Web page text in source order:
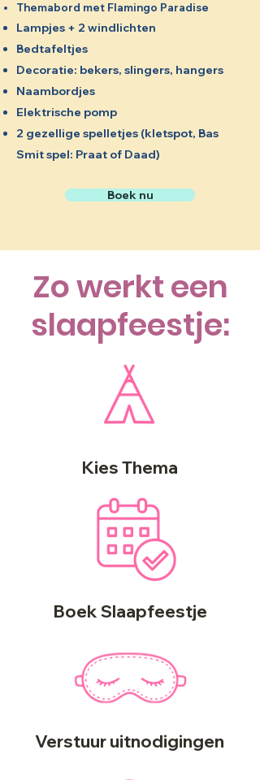
Themabord met Flamingo Paradise
Lampjes + 2 windlichten
Bedtafeltjes
Decoratie: bekers, slingers, hangers
Naambordjes
Elektrische pomp
2 gezellige spelletjes (kletspot, Bas
Smit spel: Praat of Daad)
Boek nu
Zo werkt een
slaapfeestje:
Kies Thema
Boek Slaapfeestje
Verstuur uitnodigingen